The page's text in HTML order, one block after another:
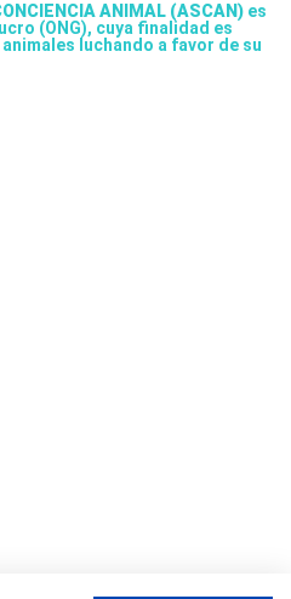
ANIMAL (ASCAN) es
(ONG), cuya finalidad es
luchando a favor de su